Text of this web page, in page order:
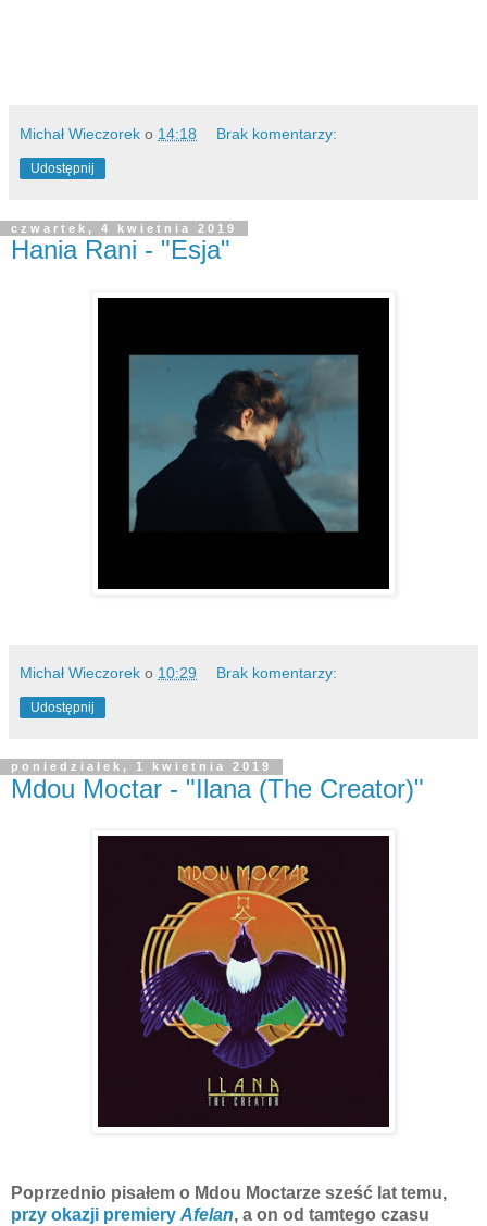
Michał Wieczorek o 14:18 Brak komentarzy:
Udostępnij
czwartek, 4 kwietnia 2019
Hania Rani - "Esja"
Michał Wieczorek o 10:29 Brak komentarzy:
Udostępnij
poniedziałek, 1 kwietnia 2019
Mdou Moctar - "Ilana (The Creator)"
Poprzednio pisałem o Mdou Moctarze sześć lat temu,
przy okazji premiery Afelan, a on od tamtego czasu